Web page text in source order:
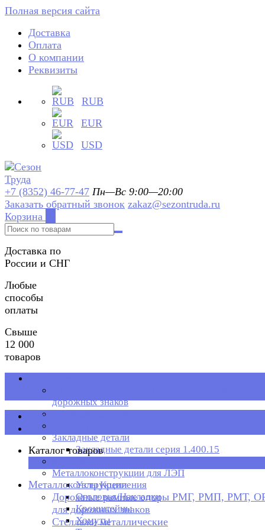
Полная версия сайта
Доставка
Оплата
О компании
Реквизиты
RUB
EUR
USD
+7 (8352) 46-77-47 Пн—Вс 9:00—20:00
Заказать обратный звонок zakaz@sezontruda.ru
Корзина
Доставка по
России и СНГ
Любые
способы
оплаты
Свыше
12 000
товаров
дорожных знаков
Стеллажи металлические
Закладные детали
Закладные детали серия 1.400.15
Металлоконструкции для ЛЭП
Узлы Крепления
Оголовья/Накладки
Кронштейны
Хомуты
Каталог товаров
Каталог товаров
Металлоконструкции
Дорожные рамные опоры РМГ, РМП, РМТ,
для дорожных знаков
Стеллажи металлические